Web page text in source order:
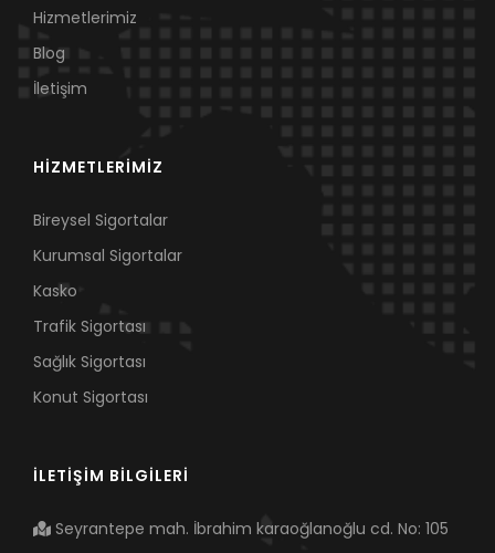
Hizmetlerimiz
Blog
İletişim
HİZMETLERİMİZ
Bireysel Sigortalar
Kurumsal Sigortalar
Kasko
Trafik Sigortası
Sağlık Sigortası
Konut Sigortası
İLETİŞİM BİLGİLERİ
Seyrantepe mah. İbrahim karaoğlanoğlu cd. No: 105